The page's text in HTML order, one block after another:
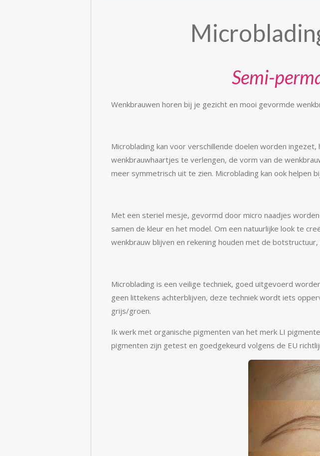
Semi-
Wenkbrauwen horen bij je gezicht en mooi gevormde
Microblading kan voor verschillende doelen worden
wenkbrauwhaartjes te verlengen, de vorm van de
meer symmetrisch uit te zien. Microblading kan ook helpen
Met een steriel mesje, gevormd door micro naadjes
samen de kleur en het model. Om een natuurlijke look te
wenkbrauw blijven en rekening houden met de
Microblading is een veilige techniek, goed uitgevoerd
geen littekens achterblijven, deze techniek wordt iets
grijs/groen.
Ik werk met organische pigmenten van het merk LI
pigmenten zijn getest en goedgekeurd volgens de EU